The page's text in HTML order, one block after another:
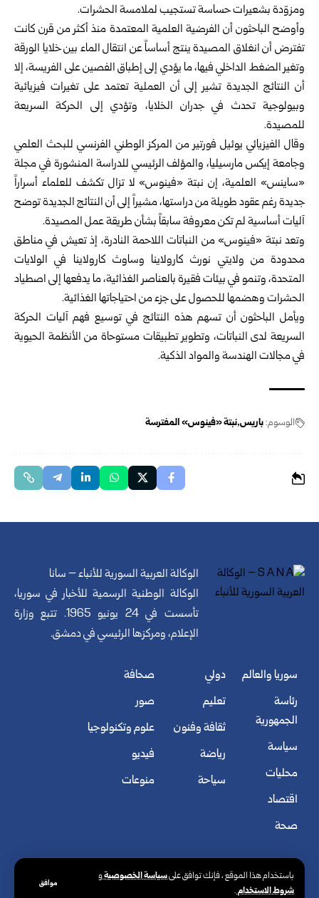
باستخدام هذا الموقع ، فإنك توافق علىسياسة الخصوصيةو
شروط الاستخدام.
موافق
ومزوّدة بشعيرات حساسة تستجيب لملامسة الحشرات.
وأوضح الباحثون أن الفرضية العلمية المعتمدة منذ أكثر من قرن كانت
تفترض أن انغلاق المصيدة ينتج أساساً عن انتقال الماء بين خلايا الورقة
وتغير الضغط الداخلي فيها، ما يؤدي إلى إطباق الفصين على الفريسة، إلا
أن النتائج الجديدة تشير إلى أن العملية تعتمد على تغيرات فيزيائية
وبيولوجية تحدث في جدران الخلايا، وتؤدي إلى الحركة السريعة
للمصيدة.
وقال الفيزيائي يوئيل فورتير من المركز الوطني الفرنسي للبحث العلمي
وجامعة إيكس مارسيليا، والمؤلف الرئيسي للدراسة المنشورة في مجلة
«ساينس» العلمية، إن نبتة «فينوس» لا تزال تكشف للعلماء أسراراً
جديدة رغم عقود طويلة من دراستها، مشيراً إلى أن النتائج الجديدة توضح
آليات أساسية لم تكن معروفة سابقاً بشأن طريقة عمل المصيدة.
وتعد نبتة «فينوس» من النباتات اللاحمة النادرة، إذ تعيش في مناطق
محدودة من ولايتي نورث كارولاينا وساوث كارولاينا في الولايات
المتحدة، وتنمو في بيئات فقيرة بالعناصر الغذائية، ما يدفعها إلى اصطياد
الحشرات وهضمها للحصول على جزء من احتياجاتها الغذائية.
ويأمل الباحثون أن تسهم هذه النتائج في توسيع فهم آليات الحركة
السريعة لدى النباتات، وتطوير تطبيقات مستوحاة من الأنظمة الحيوية
في مجالات الهندسة والمواد الذكية.
الوسوم:باريس نبتة «فينوس» المفترسة
الوكالة العربية السورية للأنباء – سانا
الوكالة الوطنية الرسمية للأخبار في سوريا،
تأسست في 24 يونيو 1965. تتبع وزارة
الإعلام، ومركزها الرئيسي في دمشق.
سوريا والعالم
رئاسة
الجمهورية
سياسة
محليات
اقتصاد
صحة
دولي
تعليم
ثقافة وفنون
رياضة
سياحة
صحافة
صور
علوم وتكنولوجيا
فيديو
منوعات